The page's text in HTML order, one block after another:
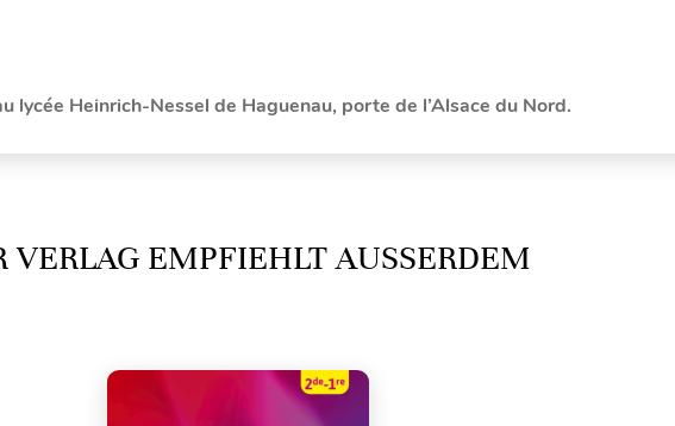
lycée Heinrich-Nessel de Haguenau, porte de l’Alsace du Nord.
VERLAG EMPFIEHLT AUSSERDEM